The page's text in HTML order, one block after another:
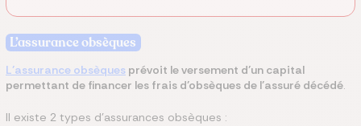
L’assurance obsèques
L’assurance obsèques prévoit le versement d’un capital
permettant de financer les frais d’obsèques de l’assuré décédé.
Il existe 2 types d’assurances obsèques :